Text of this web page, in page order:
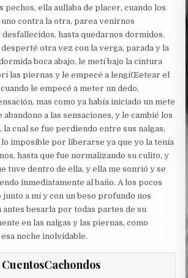
pechos, ella aullaba de placer, cuando los
contra la otra, parea venirnos
hasta quedarnos dormidos.
otra vez con la verga, parada y la
boca abajo, le metí bajo la cintura
las piernas y le empecé a lengíŒetear el
le empecé a meter un dedo,
mas como ya había iniciado un mete
abandono a las sensaciones, y le cambié los
la cual se fue perdiendo entre sus nalgas,
imposible por liberarse ya que yo la tenía
hasta que fue normalizando su culito, y
tuve dentro de ella, y ella me sonrió y se
inmediatamente al baño. A los pocos
a mí y con un beso profundo nos
antes besarla por todas partes de su
en las nalgas y las piernas, como
noche inolvidable.
CuentosCachondos